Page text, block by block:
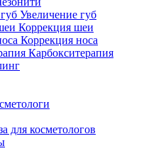
Увеличение губ
Коррекция шеи
Коррекция носа
Карбокситерапия
для косметологов